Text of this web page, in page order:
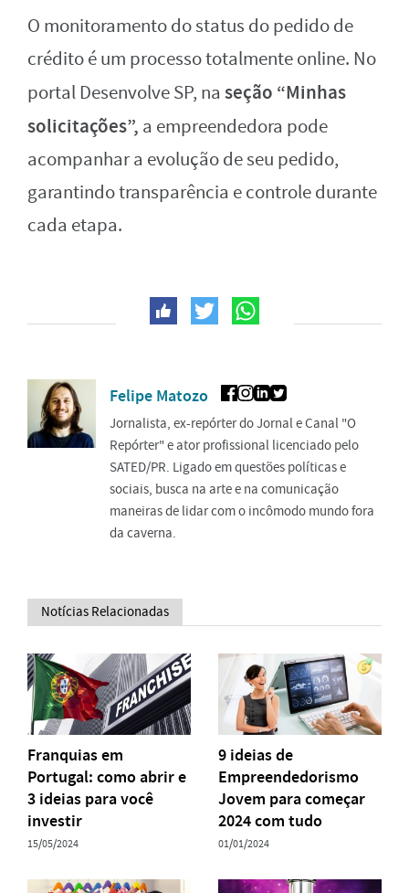
O monitoramento do status do pedido de
crédito é um processo totalmente online. No
portal Desenvolve SP, na seção “Minhas
solicitações”, a empreendedora pode
acompanhar a evolução de seu pedido,
garantindo transparência e controle durante
cada etapa.
Felipe Matozo
Jornalista, ex-repórter do Jornal e Canal "O
Repórter" e ator profissional licenciado pelo
SATED/PR. Ligado em questões políticas e
sociais, busca na arte e na comunicação
maneiras de lidar com o incômodo mundo fora
da caverna.
Notícias Relacionadas
Franquias em
Portugal: como abrir e
3 ideias para você
investir
15/05/2024
9 ideias de
Empreendedorismo
Jovem para começar
2024 com tudo
01/01/2024